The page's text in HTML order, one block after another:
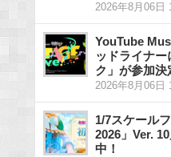
2026年8月06日
YouTube
ッドライナー
ク」が参加決
2026年8月06日
1/7スケール
2026」Ver.
中！